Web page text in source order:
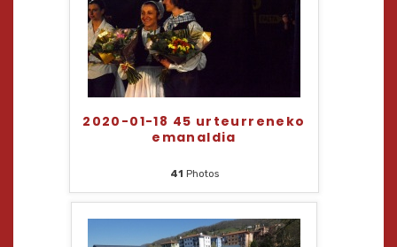
2020-01-18 45 urteurreneko
emanaldia
41 Photos